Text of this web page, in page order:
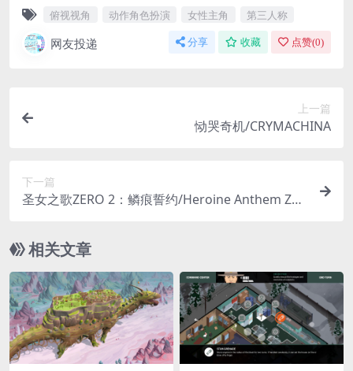
俯视视角 动作角色扮演 女性主角 第三人称
网友投递 分享 收藏 点赞(0)
上一篇
恸哭奇机/CRYMACHINA
下一篇
圣女之歌ZERO 2：鳞痕誓约/Heroine Anthem Zer
相关文章